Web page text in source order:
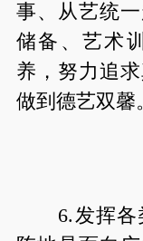
事、从艺统
储备、艺术
养，努力追
做到德艺双馨
6.发挥各